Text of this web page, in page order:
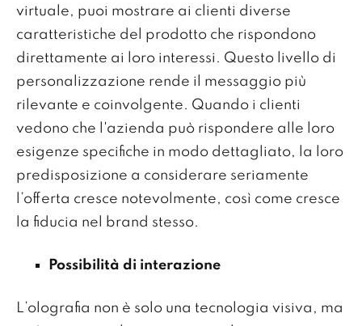
virtuale, puoi mostrare ai clienti diverse
caratteristiche del prodotto che rispondono
direttamente ai loro interessi. Questo livello di
personalizzazione rende il messaggio più
rilevante e coinvolgente. Quando i clienti
vedono che l'azienda può rispondere alle loro
esigenze specifiche in modo dettagliato, la loro
predisposizione a considerare seriamente
l’offerta cresce notevolmente, così come cresce
la fiducia nel brand stesso.
Possibilità di interazione
L’olografia non è solo una tecnologia visiva, ma